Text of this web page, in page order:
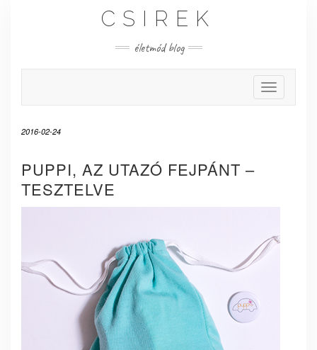
CSIREK
életmód blog
Toggle
2016-02-24
PUPPI, AZ UTAZÓ FEJPÁNT –
TESZTELVE